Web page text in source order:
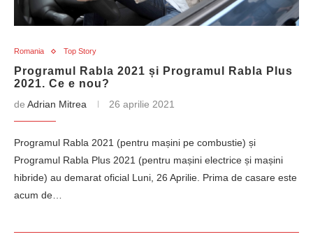
Romania Top Story
Programul Rabla 2021 și Programul Rabla Plus
2021. Ce e nou?
de Adrian Mitrea 26 aprilie 2021
Programul Rabla 2021 (pentru mașini pe combustie) și
Programul Rabla Plus 2021 (pentru mașini electrice și mașini
hibride) au demarat oficial Luni, 26 Aprilie. Prima de casare este
acum de…